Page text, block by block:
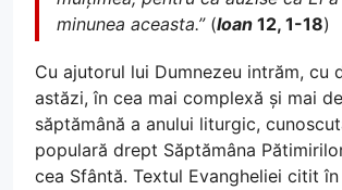
minunea aceasta.”(Ioan 12, 1-18)
Cu ajutorul lui Dumnezeu intrăm, cu
astăzi, în cea mai complexă și mai
săptămână a anului liturgic,
populară drept Săptămâna
cea Sfântă. Textul Evangheliei citit